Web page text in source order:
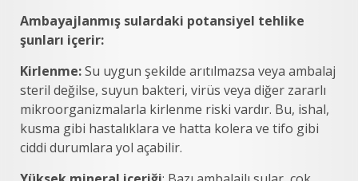
Ambayajlanmış sulardaki potansiyel tehlike
şunları içerir:
Kirlenme:Su uygun şekilde arıtılmazsa veya ambalaj
steril değilse, suyun bakteri, virüs veya diğer zararlı
mikroorganizmalarla kirlenme riski vardır. Bu, ishal,
kusma gibi hastalıklara ve hatta kolera ve tifo gibi
ciddi durumlara yol açabilir.